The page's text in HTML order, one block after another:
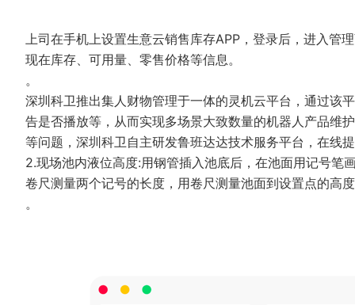
上司在手机上设置生意云销售库存APP，登录后，进入管
现在库存、可用量、零售价格等信息。
。
深圳科卫推出集人财物管理于一体的灵机云平台，通过该
告是否播放等，从而实现多场景大致数量的机器人产品维
等问题，深圳科卫自主研发鲁班达达技术服务平台，在线
2.现场池内液位高度:用钢管插入池底后，在池面用记号笔
卷尺测量两个记号的长度，用卷尺测量池面到设置点的高
。